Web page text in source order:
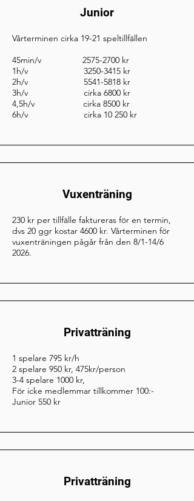
Junior
Vårterminen cirka 19-21 speltillfällen
45min/v 2575-2700 kr
1h/v 3250-3415 kr
2h/v 5541-5818 kr
3h/v cirka 6800 kr
4,5h/v cirka 8500 kr
6h/v cirka 10 250 kr
Vuxenträning
230 kr per tillfälle faktureras för en termin,
dvs 20 ggr kostar 4600 kr. Vårterminen för
vuxenträningen pågår från den 8/1-14/6
2026.
Privatträning
1 spelare 795 kr/h
2 spelare 950 kr, 475kr/person
3-4 spelare 1000 kr,
För icke medlemmar tillkommer 100:-
Junior 550 kr
Privatträning